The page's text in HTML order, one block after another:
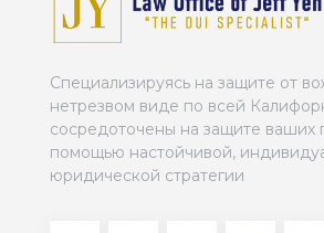
Специализируясь на защите от
нетрезвом виде по всей
сосредоточены на защите ваших
помощью настойчивой,
юридической стратегии